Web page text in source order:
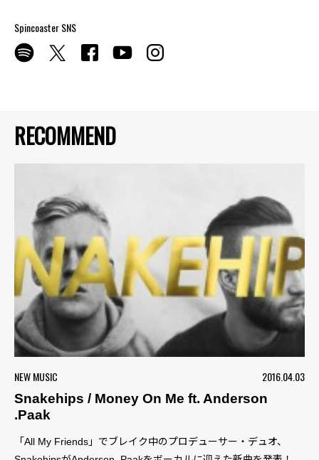
RECOMMEND
NEW MUSIC
2016.04.03
Snakehips / Money On Me ft. Anderson
.Paak
「All My Friends」でブレイク中のプロデューサー・デュオ、
Spincoaster SNS